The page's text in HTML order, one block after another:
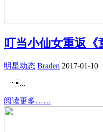
叮当小仙女重返《
明星动态 Braden 2017-01-10
...
阅读更多……